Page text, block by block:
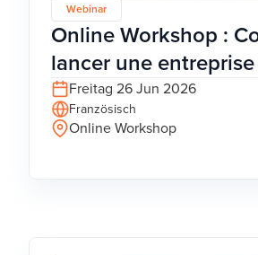
Webinar
Online Workshop :
lancer une
Freitag 26 Jun 2026
Französisch
Online Workshop